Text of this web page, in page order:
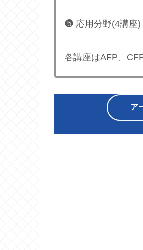
❺ 応用分野(4講座)
各講座はAFP、
ア